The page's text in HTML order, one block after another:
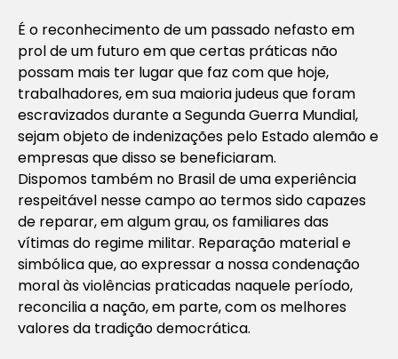
É o reconhecimento de um passado nefasto em
prol de um futuro em que certas práticas não
possam mais ter lugar que faz com que hoje,
trabalhadores, em sua maioria judeus que foram
escravizados durante a Segunda Guerra Mundial,
sejam objeto de indenizações pelo Estado alemão e
empresas que disso se beneficiaram.
Dispomos também no Brasil de uma experiência
respeitável nesse campo ao termos sido capazes
de reparar, em algum grau, os familiares das
vítimas do regime militar. Reparação material e
simbólica que, ao expressar a nossa condenação
moral às violências praticadas naquele período,
reconcilia a nação, em parte, com os melhores
valores da tradição democrática.